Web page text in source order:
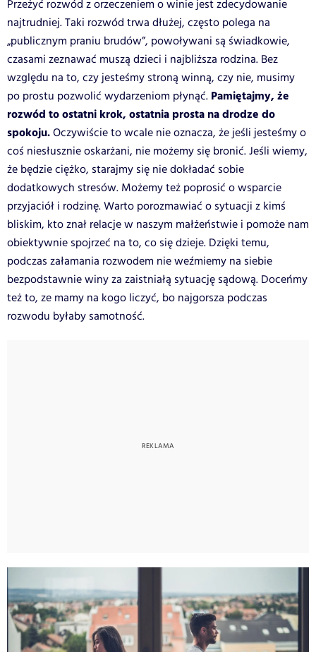
Przeżyć rozwód z orzeczeniem o winie jest zdecydowanie
najtrudniej. Taki rozwód trwa dłużej, często polega na
„publicznym praniu brudów”, powoływani są świadkowie,
czasami zeznawać muszą dzieci i najbliższa rodzina. Bez
względu na to, czy jesteśmy stroną winną, czy nie, musimy
po prostu pozwolić wydarzeniom płynąć. Pamiętajmy, że
rozwód to ostatni krok, ostatnia prosta na drodze do
spokoju.Oczywiście to wcale nie oznacza, że jeśli jesteśmy o
coś niesłusznie oskarżani, nie możemy się bronić. Jeśli wiemy,
że będzie ciężko, starajmy się nie dokładać sobie
dodatkowych stresów. Możemy też poprosić o wsparcie
przyjaciół i rodzinę. Warto porozmawiać o sytuacji z kimś
bliskim, kto znał relacje w naszym małżeństwie i pomoże nam
obiektywnie spojrzeć na to, co się dzieje. Dzięki temu,
podczas załamania rozwodem nie weźmiemy na siebie
bezpodstawnie winy za zaistniałą sytuację sądową. Doceńmy
też to, ze mamy na kogo liczyć, bo najgorsza podczas
rozwodu byłaby samotność.